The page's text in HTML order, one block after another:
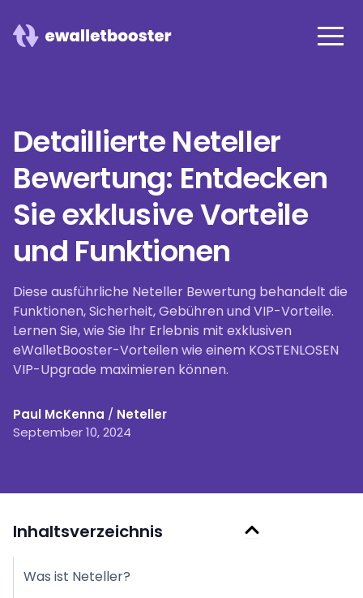
Detaillierte Neteller
Bewertung: Entdecken
Sie exklusive Vorteile
und Funktionen
Diese ausführliche Neteller Bewertung behandelt die
Funktionen, Sicherheit, Gebühren und VIP-Vorteile.
Lernen Sie, wie Sie Ihr Erlebnis mit exklusiven
eWalletBooster-Vorteilen wie einem KOSTENLOSEN
VIP-Upgrade maximieren können.
Paul McKenna / Neteller
September 10, 2024
Inhaltsverzeichnis
Was ist Neteller?